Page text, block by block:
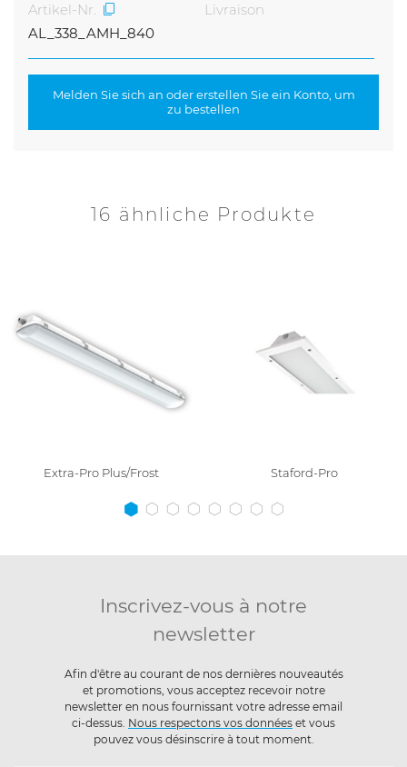
Artikel-Nr.
AL_338_AMH_840
Livraison
Melden Sie sich an oder erstellen Sie ein Konto, um
zu bestellen
16 ähnliche Produkte
Extra-Pro Plus/Frost Staford-Pro
Inscrivez-vous à notre
newsletter
Afin d'être au courant de nos dernières nouveautés
et promotions, vous acceptez recevoir notre
newsletter en nous fournissant votre adresse email
ci-dessus. Nous respectons vos données et vous
pouvez vous désinscrire à tout moment.